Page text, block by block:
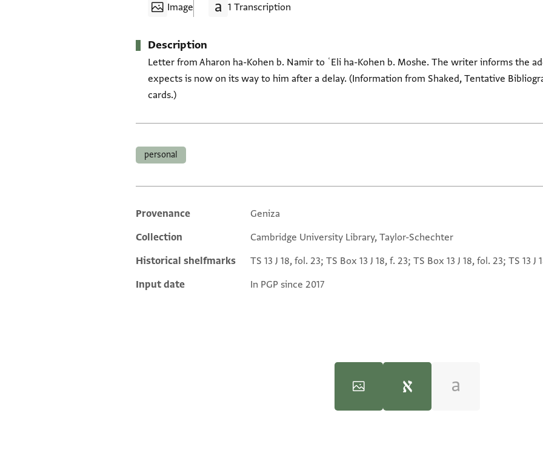
Image 1 Transcription
Description
Letter from Aharon ha-Kohen b. Namir to ʿEli ha-Kohen b. Moshe. The writer informs the
expects is now on its way to him after a delay. (Information from Shaked, Tentative
cards.)
personal
Additional metadata
Provenance
Geniza
Collection
Cambridge University Library, Taylor-Schechter
Historical shelfmarks
TS 13 J 18, fol. 23; TS Box 13 J 18, f. 23; TS Box 13 J 18, fol. 23; TS 13 J
Input date
In PGP since 2017